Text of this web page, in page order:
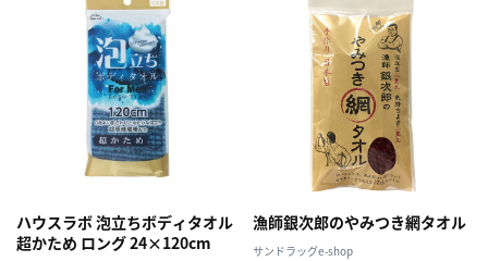
ハウスラボ 泡立ちボディタオル
超かため ロング 24×120cm
漁師銀次郎のやみつき網タオル
サンドラッグe-shop